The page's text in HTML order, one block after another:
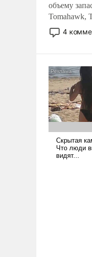
объему
Tomahawk,
США
лет. Даже
означает
перед
4